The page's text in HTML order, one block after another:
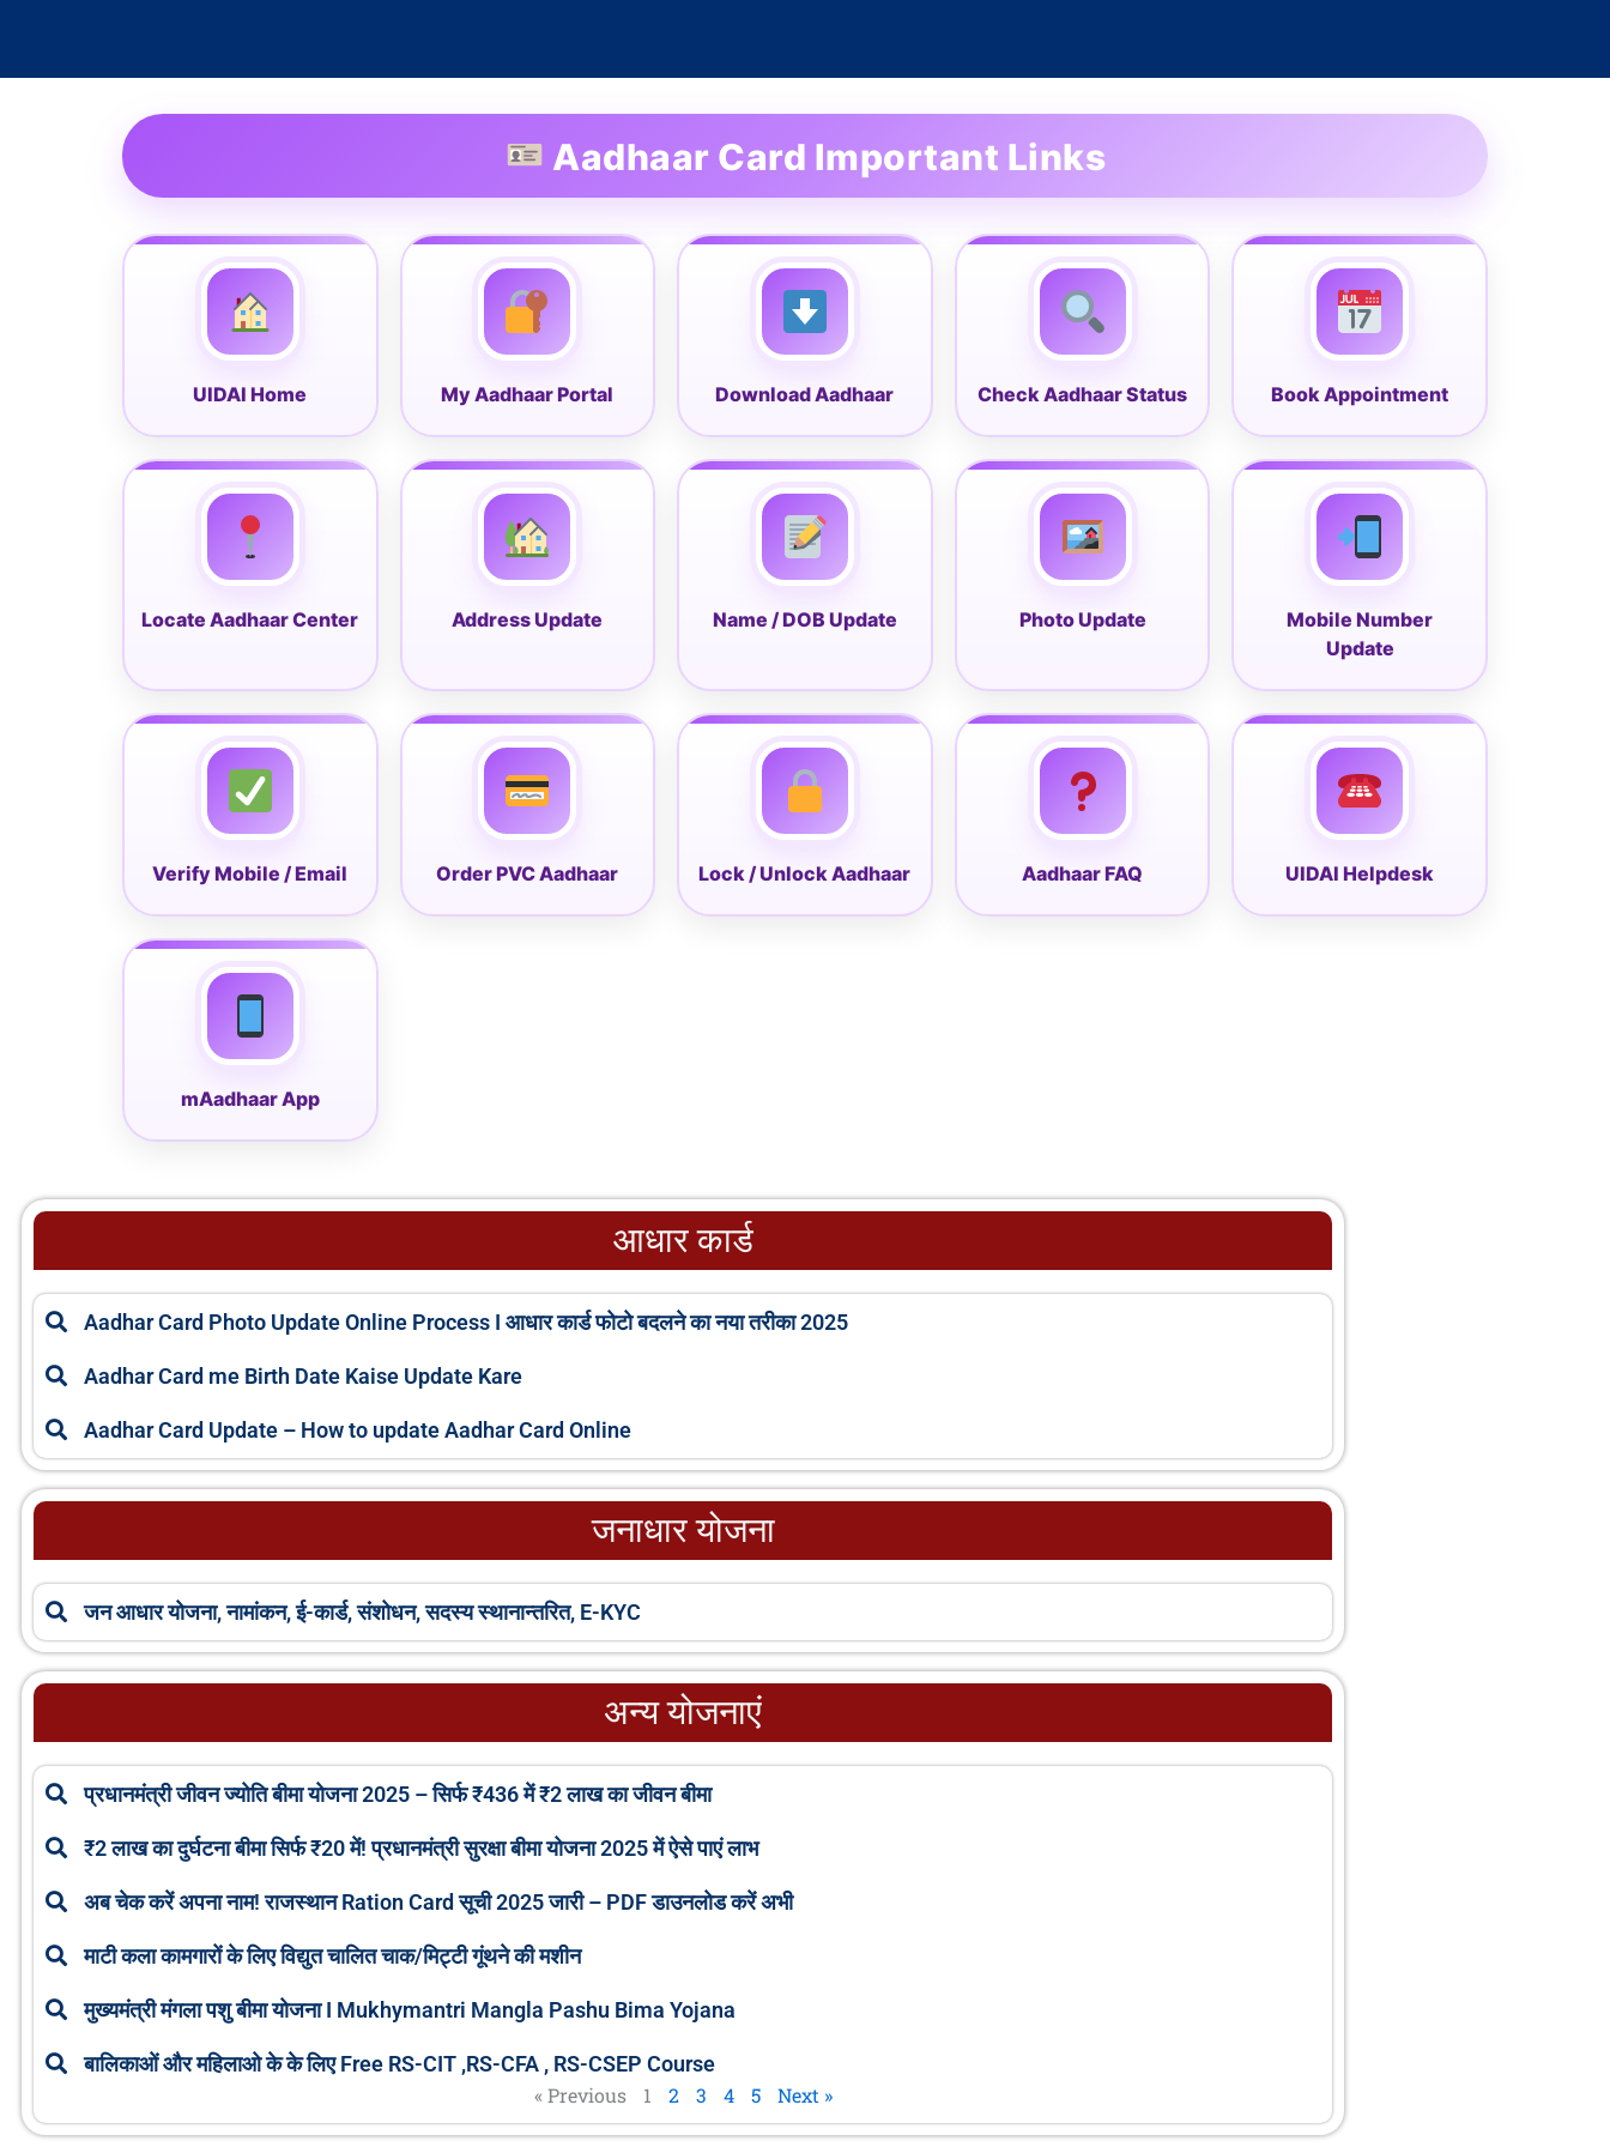
Aadhaar Card Important Links
UIDAI Home My Aadhaar Portal Download Aadhaar Check Aadhaar Status Book Appointment
Locate Aadhaar Center Address Update Name / DOB Update Photo Update
Mobile Number
Update
Verify Mobile / Email Order PVC Aadhaar Lock / Unlock Aadhaar Aadhaar FAQ UIDAI Helpdesk
mAadhaar App
आधार कार्ड
Aadhar Card Photo Update Online Process I आधार कार्ड फोटो बदलने का नया तरीका 2025
Aadhar Card me Birth Date Kaise Update Kare
Aadhar Card Update – How to update Aadhar Card Online
जनाधार योजना
जन आधार योजना, नामांकन, ई-कार्ड, संशोधन, सदस्य स्थानान्तरित, E-KYC
अन्य योजनाएं
प्रधानमंत्री जीवन ज्योति बीमा योजना 2025 – सिर्फ ₹436 में ₹2 लाख का जीवन बीमा
₹2 लाख का दुर्घटना बीमा सिर्फ ₹20 में! प्रधानमंत्री सुरक्षा बीमा योजना 2025 में ऐसे पाएं लाभ
अब चेक करें अपना नाम! राजस्थान Ration Card सूची 2025 जारी – PDF डाउनलोड करें अभी
माटी कला कामगारों के लिए विद्युत चालित चाक/मिट्टी गूंथने की मशीन
मुख्यमंत्री मंगला पशु बीमा योजना I Mukhymantri Mangla Pashu Bima Yojana
बालिकाओं और महिलाओ के के लिए Free RS-CIT ,RS-CFA , RS-CSEP Course
« Previous
P
g
1
g
2
P
g
3
g
4
g
5 Next »